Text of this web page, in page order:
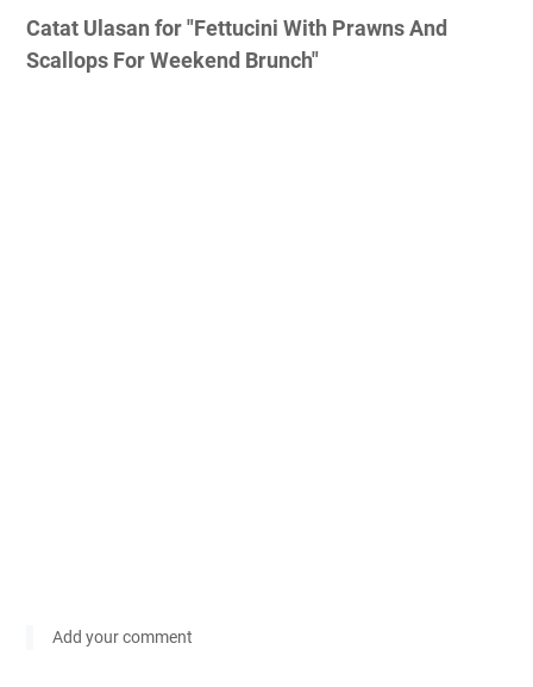
Catat Ulasan for "Fettucini With Prawns And
Scallops For Weekend Brunch"
Add your comment